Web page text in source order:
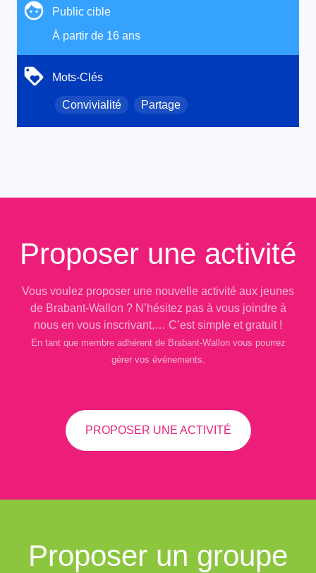
Public cible
À partir de 16 ans
Mots-Clés
Convivialité Partage
Proposer une activité
Vous voulez proposer une nouvelle activité aux jeunes
de Brabant-Wallon ? N’hésitez pas à vous joindre à
nous en vous inscrivant,… C’est simple et gratuit !
En tant que membre adhérent de Brabant-Wallon vous pourrez
gérer vos événements.
PROPOSER UNE ACTIVITÉ
Proposer un groupe